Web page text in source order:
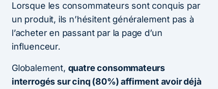
Lorsque les consommateurs sont conquis par
un produit, ils n’hésitent généralement pas à
l’acheter en passant par la page d’un
influenceur.
Globalement, quatre consommateurs
interrogés sur cinq (80%) affirment avoir déjà